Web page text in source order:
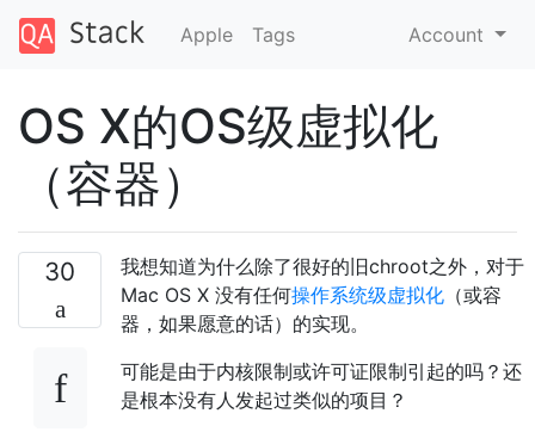
Apple Tags Account
OS X的OS级虚拟化
（容器）
30
我想知道为什么除了很好的旧chroot之外，对于
Mac OS X 没有任何操作系统级虚拟化 （或容
器，如果愿意的话）的实现。
可能是由于内核限制或许可证限制引起的吗？还
是根本没有人发起过类似的项目？